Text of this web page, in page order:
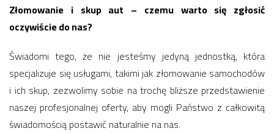
Złomowanie i skup aut – czemu warto się zgłosić
oczywiście do nas?
Świadomi tego, że nie jesteśmy jedyną jednostką, która
specjalizuje się usługami, takimi jak złomowanie samochodów
i ich skup, zezwolimy sobie na trochę bliższe przedstawienie
naszej profesjonalnej oferty, aby mogli Państwo z całkowitą
świadomością postawić naturalnie na nas.